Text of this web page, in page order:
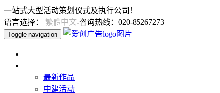
一站式大型活动策划仪式及执行公司！
语言选择： 繁體中文-咨询热线：020-85267273
Toggle navigation
最新作品
中建活动